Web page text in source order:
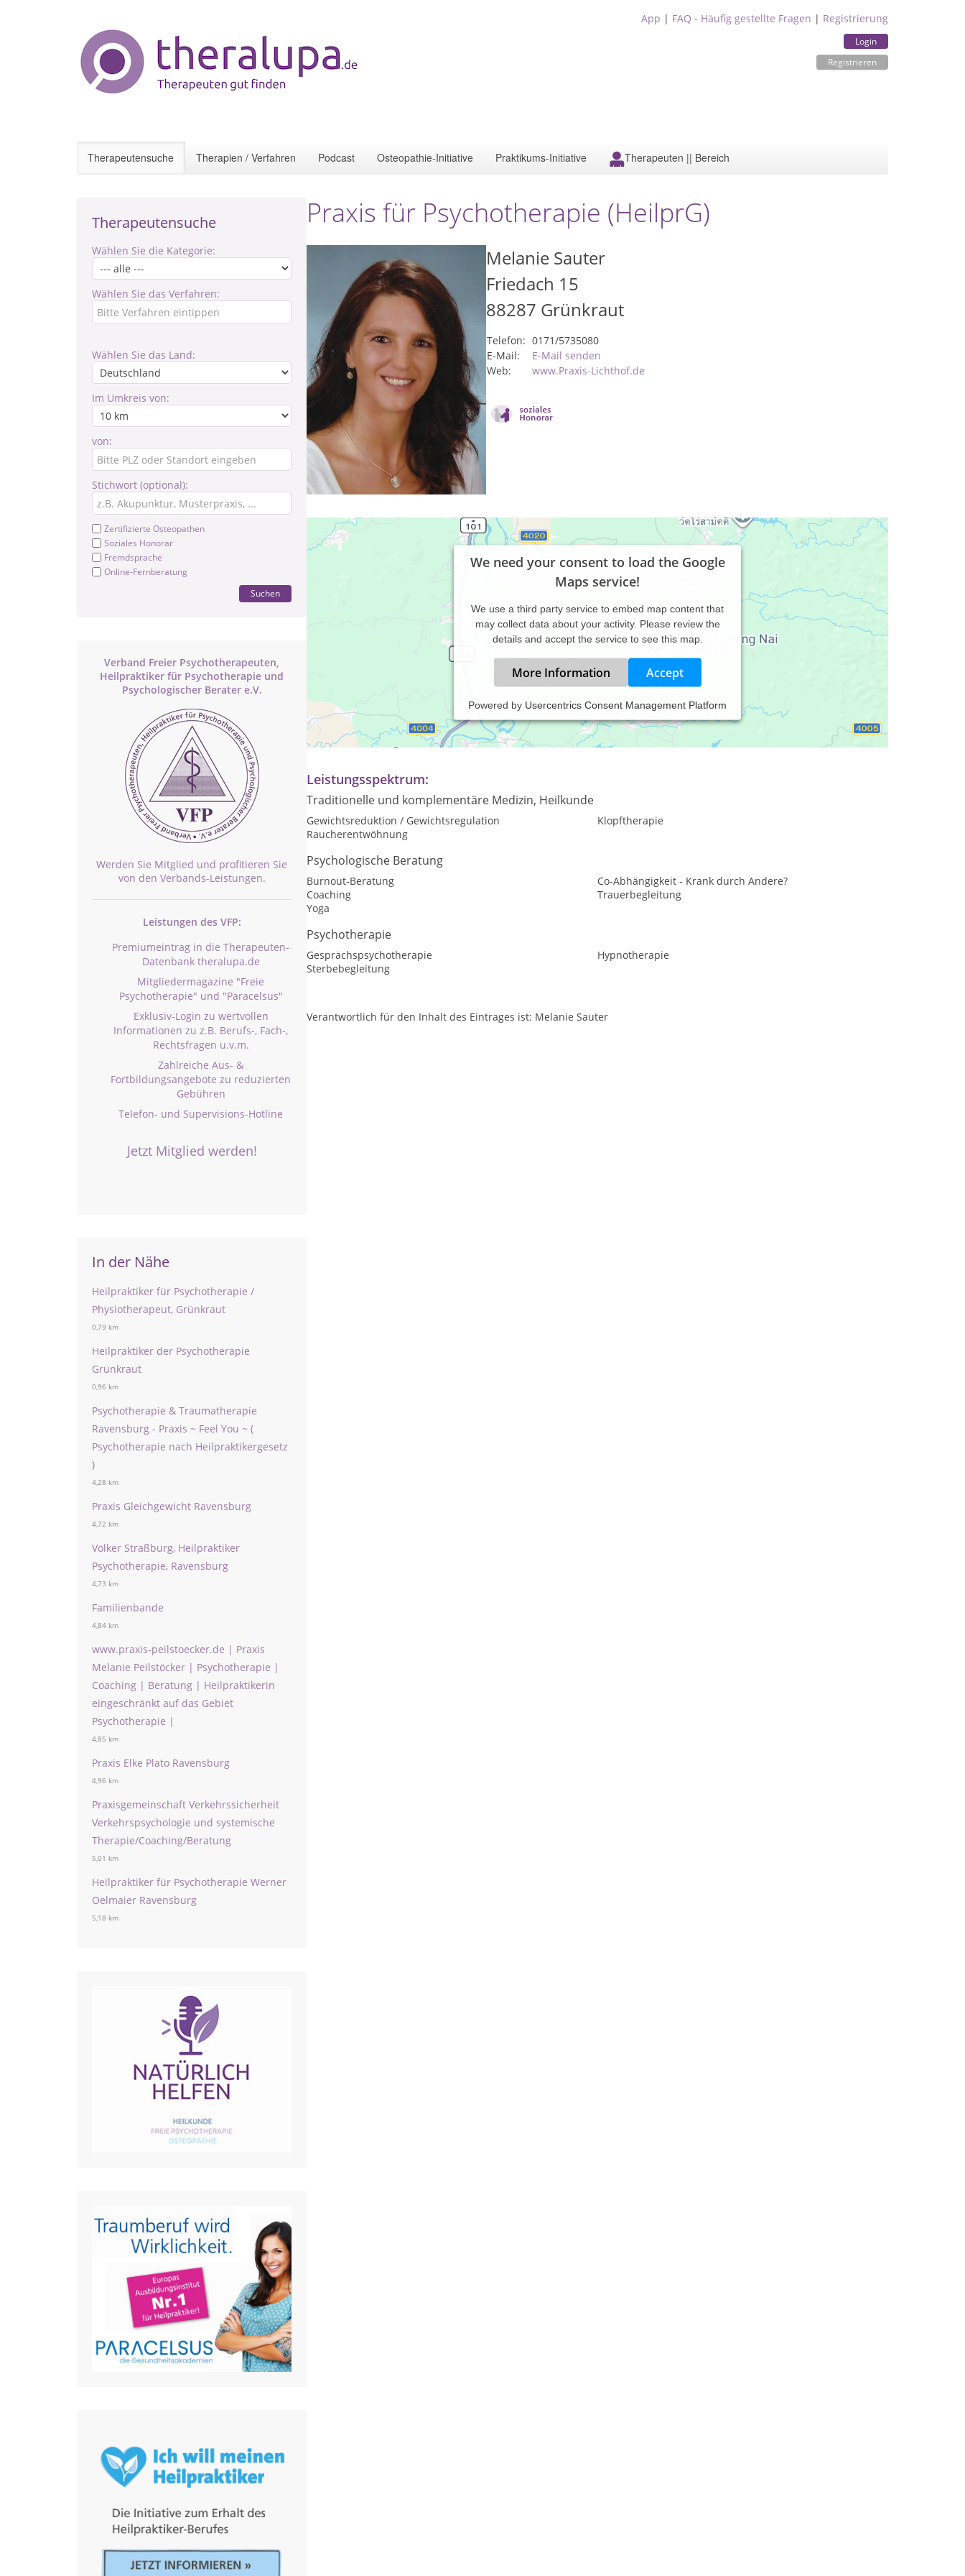
App | FAQ - Häufig gestellte Fragen | Registrierung
Login
Registrieren
Therapeutensuche Therapien / Verfahren Podcast Osteopathie-Initiative Praktikums-Initiative Therapeuten || Bereich
Therapeutensuche
Wählen Sie die Kategorie:
Wählen Sie das Verfahren:
Wählen Sie das Land:
Im Umkreis von:
von:
Stichwort (optional):
Zertifizierte Osteopathen
Soziales Honorar
Fremdsprache
Online-Fernberatung
Suchen
Verband Freier Psychotherapeuten,
Heilpraktiker für Psychotherapie und
Psychologischer Berater e.V.
Werden Sie Mitglied und profitieren Sie
von den Verbands-Leistungen.
Leistungen des VFP:
Premiumeintrag in die Therapeuten-
Datenbank theralupa.de
Mitgliedermagazine "Freie
Psychotherapie" und "Paracelsus"
Exklusiv-Login zu wertvollen
Informationen zu z.B. Berufs-, Fach-,
Rechtsfragen u.v.m.
Zahlreiche Aus- &
Fortbildungsangebote zu reduzierten
Gebühren
Telefon- und Supervisions-Hotline
Jetzt Mitglied werden!
In der Nähe
Heilpraktiker für Psychotherapie /
Physiotherapeut, Grünkraut
0,79 km
Heilpraktiker der Psychotherapie
Grünkraut
0,96 km
Psychotherapie & Traumatherapie
Ravensburg - Praxis ~ Feel You ~ (
Psychotherapie nach Heilpraktikergesetz
)
4,28 km
Praxis Gleichgewicht Ravensburg
4,72 km
Volker Straßburg, Heilpraktiker
Psychotherapie, Ravensburg
4,73 km
Familienbande
4,84 km
www.praxis-peilstoecker.de | Praxis
Melanie Peilstöcker | Psychotherapie |
Coaching | Beratung | Heilpraktikerin
eingeschränkt auf das Gebiet
Psychotherapie |
4,85 km
Praxis Elke Plato Ravensburg
4,96 km
Praxisgemeinschaft Verkehrssicherheit
Verkehrspsychologie und systemische
Therapie/Coaching/Beratung
5,01 km
Heilpraktiker für Psychotherapie Werner
Oelmaier Ravensburg
5,18 km
Praxis für Psychotherapie (HeilprG)
Melanie Sauter
Friedach 15
88287 Grünkraut
Telefon: 0171/5735080
E-Mail:
E-Mail senden
Web:
www.Praxis-Lichthof.de
We need your consent to load the Google
Maps service!
We use a third party service to embed map content that
may collect data about your activity. Please review the
details and accept the service to see this map.
More Information Accept
Powered by Usercentrics Consent Management Platform
Praxiszeiten:
nach Vereinbarung
Leistungsspektrum:
Traditionelle und komplementäre Medizin, Heilkunde
Gewichtsreduktion / Gewichtsregulation
Klopftherapie
Raucherentwöhnung
Psychologische Beratung
Burnout-Beratung
Co-Abhängigkeit - Krank durch Andere?
Coaching
Trauerbegleitung
Yoga
Psychotherapie
Gesprächspsychotherapie
Hypnotherapie
Sterbebegleitung
Verantwortlich für den Inhalt des Eintrages ist: Melanie Sauter